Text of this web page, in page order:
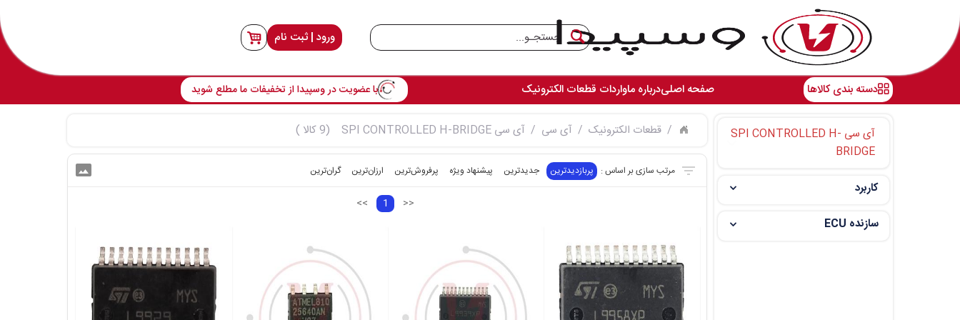
ورود | ثبت نام
دسته بندی کالاها صفحه اصلیدرباره ماواردات قطعات الکترونیک با عضویت در وسپیدا از تخفیفات ما مطلع شوید
قطعات الکترونیک آی سی آی سی SPI CONTROLLED H-BRIDGE (9 کالا )
photo_size_select_actual پربازدیدترین جدیدترین پیشنهاد ویژه پرفروش‌ترین‌ ارزان‌ترین گران‌ترین
<< 1 >>
آی سی SPI CONTROLLED H-
BRIDGE
کاربرد
سازنده ECU